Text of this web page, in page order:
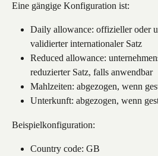
Eine gängige Konfiguration ist:
Daily allowance: offizieller oder
validierter internationaler Satz
Reduced allowance:
reduzierter Satz, falls anwendbar
Mahlzeiten: abgezogen, wenn
Unterkunft: abgezogen, wenn
Beispielkonfiguration:
Country code: GB